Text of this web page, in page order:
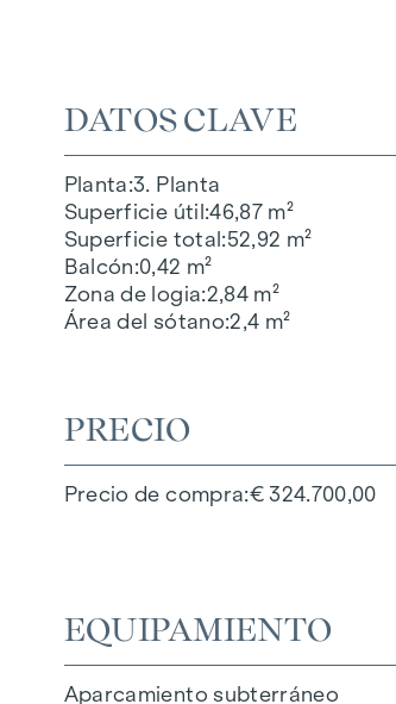
DATOS CLAVE
Planta 3. Planta
Superficie útil 46,87 m²
Superficie total 52,92 m²
Balcón 0,42 m²
Zona de logia 2,84 m²
Área del sótano 2,4 m²
PRECIO
Precio de compra € 324.700,00
EQUIPAMIENTO
Aparcamiento subterráneo